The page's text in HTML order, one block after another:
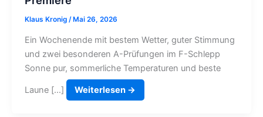
Klaus Kronig /Mai 26, 2026
Ein Wochenende mit bestem Wetter, guter Stimmung
und zwei besonderen A-Prüfungen im F-Schlepp
Sonne pur, sommerliche Temperaturen und beste
Laune […] Weiterlesen →